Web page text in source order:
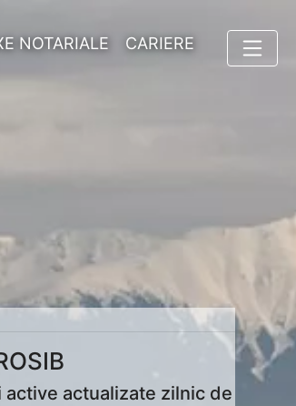
NOTARIALE CARIERE
actualizate zilnic de